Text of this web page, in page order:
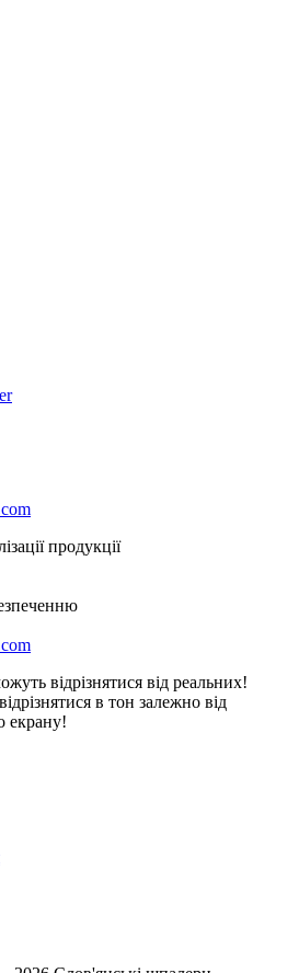
продукції
відрізнятися від реальних!
в тон залежно від
екрану!